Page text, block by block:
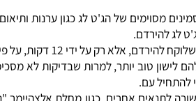
דרך פה היא מועילה למחזורי שינה
שכלי ו) כדי להירדם.
של הג'ט לג כגון ערנות ותיאום
בעיות שינה (אינסומניה).